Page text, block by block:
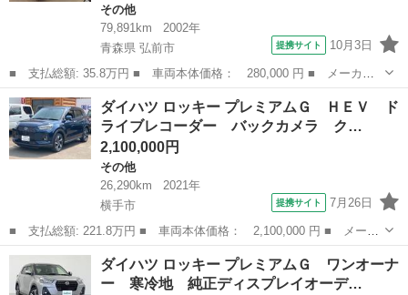
その他
79,891km
2002年
青森県 弘前市
提携サイト 10月3日
■ 支払総額: 35.8万円 ■ 車両本体価格： 280,000 円 ■ メーカー
名： ダイハツ ■ 車種名： ＭＡＸ ■ グレード名： Ｒ ４Ｗ
Ｄ キーレスエントリー 電動格納ミラー ベンチシート ＡＴ ア
ルミホイール ...
青森 弘前市 その他
ダイハツ ロッキー プレミアムＧ ＨＥＶ ド
ライブレコーダー バックカメラ ク…
2,100,000円
その他
26,290km
2021年
横手市
提携サイト 7月26日
■ 支払総額: 221.8万円 ■ 車両本体価格： 2,100,000 円 ■ メーカ
ー名： ダイハツ ■ 車種名： ロッキー ■ グレード名： プレミ
アムＧ ＨＥＶ ドライブレコーダー バックカメラ クリアランス
ソナー ...
秋田 横手市 その他
ダイハツ ロッキー プレミアムＧ ワンオーナ
ー 寒冷地 純正ディスプレイオーデ…